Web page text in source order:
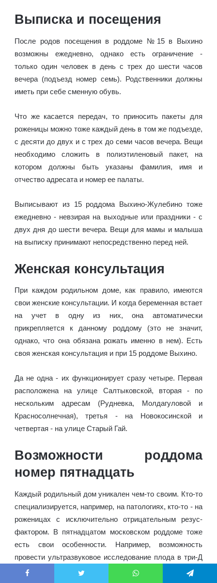
Выписка и посещения
После родов посещения в роддоме №15 в Выхино
возможны ежедневно, однако есть ограничение -
только один человек в день с трех до шести часов
вечера (подъезд номер семь). Родственники должны
иметь при себе сменную обувь.
Что же касается передач, то приносить пакеты для
роженицы можно тоже каждый день в том же подъезде,
с десяти до двух и с трех до семи часов вечера. Вещи
необходимо сложить в полиэтиленовый пакет, на
котором должны быть указаны фамилия, имя и
отчество адресата и номер ее палаты.
Выписывают из 15 роддома Выхино-Жулебино тоже
ежедневно - невзирая на выходные или праздники - с
двух дня до шести вечера. Вещи для мамы и малыша
на выписку принимают непосредственно перед ней.
Женская консультация
При каждом родильном доме, как правило, имеются
свои женские консультации. И когда беременная встает
на учет в одну из них, она автоматически
прикрепляется к данному роддому (это не значит,
однако, что она обязана рожать именно в нем). Есть
своя женская консультация и при 15 роддоме Выхино.
Да не одна - их функционирует сразу четыре. Первая
расположена на улице Салтыковской, вторая - по
нескольким адресам (Рудневка, Молдагуловой и
Красносолнечная), третья - на Новокосинской и
четвертая - на улице Старый Гай.
Возможности роддома
номер пятнадцать
Каждый родильный дом уникален чем-то своим. Кто-то
специализируется, например, на патологиях, кто-то - на
роженицах с исключительно отрицательным резус-
фактором. В пятнадцатом московском роддоме тоже
есть свои особенности. Например, возможность
провести ультразвуковое исследование плода в три-Д
и четыре-Д формате (стоимость - три с половиной